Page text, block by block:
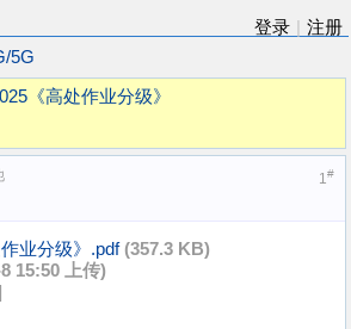
登录
注册
5G
《高处作业分级》
1#
业分级》.pdf (357.3 KB)
15:50 上传)